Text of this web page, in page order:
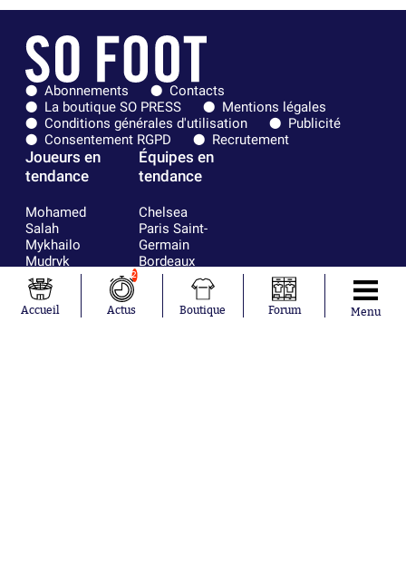
Abonnements
Contacts
La boutique SO PRESS
Mentions légales
Conditions générales d'utilisation
Publicité
Consentement RGPD
Recrutement
Joueurs en
tendance
Mohamed
Salah
Mykhailo
Mudryk
Neymar
Khalis Merah
Loïs Openda
Équipes en
tendance
Chelsea
Paris Saint-
Germain
Bordeaux
Olympique
Accueil
2
Actus Boutique Forum Menu